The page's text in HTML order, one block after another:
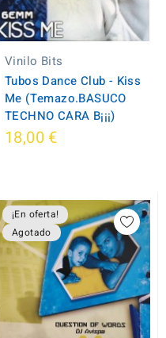
Vinilo Bits
Tubos Dance Club - Kiss
Me (Temazo.BASUCO
TECHNO CARA B¡¡¡)
18,00 €
¡En oferta!
Agotado